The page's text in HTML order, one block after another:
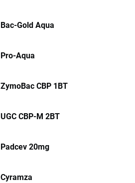
Bac-Gold Aqua
Pro-Aqua
ZymoBac CBP 1BT
UGC CBP-M 2BT
Padcev 20mg
Cyramza